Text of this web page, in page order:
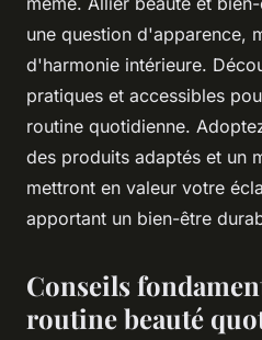
une question d'apparence,
d'harmonie intérieure.
pratiques et accessibles
routine quotidienne.
des produits adaptés et un
mettront en valeur votre
apportant un bien-être
Conseils
routine beauté